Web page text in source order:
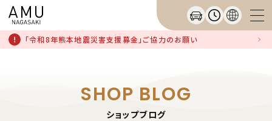
「令和8年熊本地震災害支援募金」ご協力のお願い
SHOP BLOG
ショップブログ